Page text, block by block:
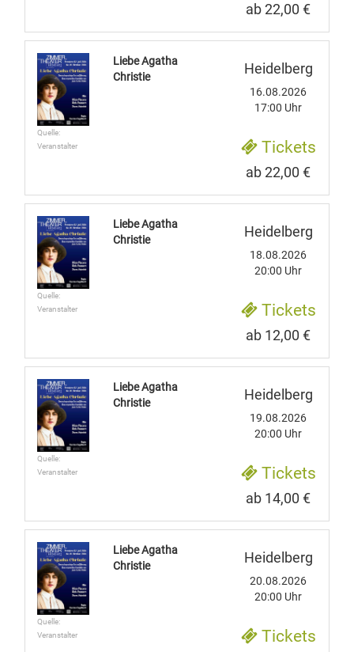
ab 22,00 €
Quelle:
Veranstalter
Liebe Agatha
Christie
Heidelberg
16.08.2026
17:00 Uhr
Tickets
ab 22,00 €
Quelle:
Veranstalter
Liebe Agatha
Christie
Heidelberg
18.08.2026
20:00 Uhr
Tickets
ab 12,00 €
Quelle:
Veranstalter
Liebe Agatha
Christie
Heidelberg
19.08.2026
20:00 Uhr
Tickets
ab 14,00 €
Quelle:
Veranstalter
Liebe Agatha
Christie
Heidelberg
20.08.2026
20:00 Uhr
Tickets